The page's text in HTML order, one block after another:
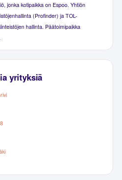
jonka kotipaikka on Espoo. Yhtiön
(Profinder) ja TOL-
hallinta. Päätoimipaikka
yrityksiä